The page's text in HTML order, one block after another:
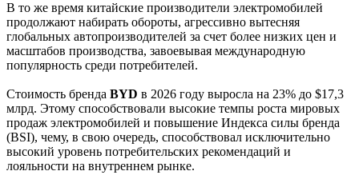
В то же время китайские производители электромобилей
продолжают набирать обороты, агрессивно вытесняя
глобальных автопроизводителей за счет более низких цен и
масштабов производства, завоевывая международную
популярность среди потребителей.
Стоимость бренда BYD в 2026 году выросла на 23% до $17,3
млрд. Этому способствовали высокие темпы роста мировых
продаж электромобилей и повышение Индекса силы бренда
(BSI), чему, в свою очередь, способствовал исключительно
высокий уровень потребительских рекомендаций и
лояльности на внутреннем рынке.